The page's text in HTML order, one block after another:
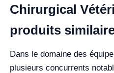
Chirurgical
produits
Dans le domaine des
plusieurs concurrents